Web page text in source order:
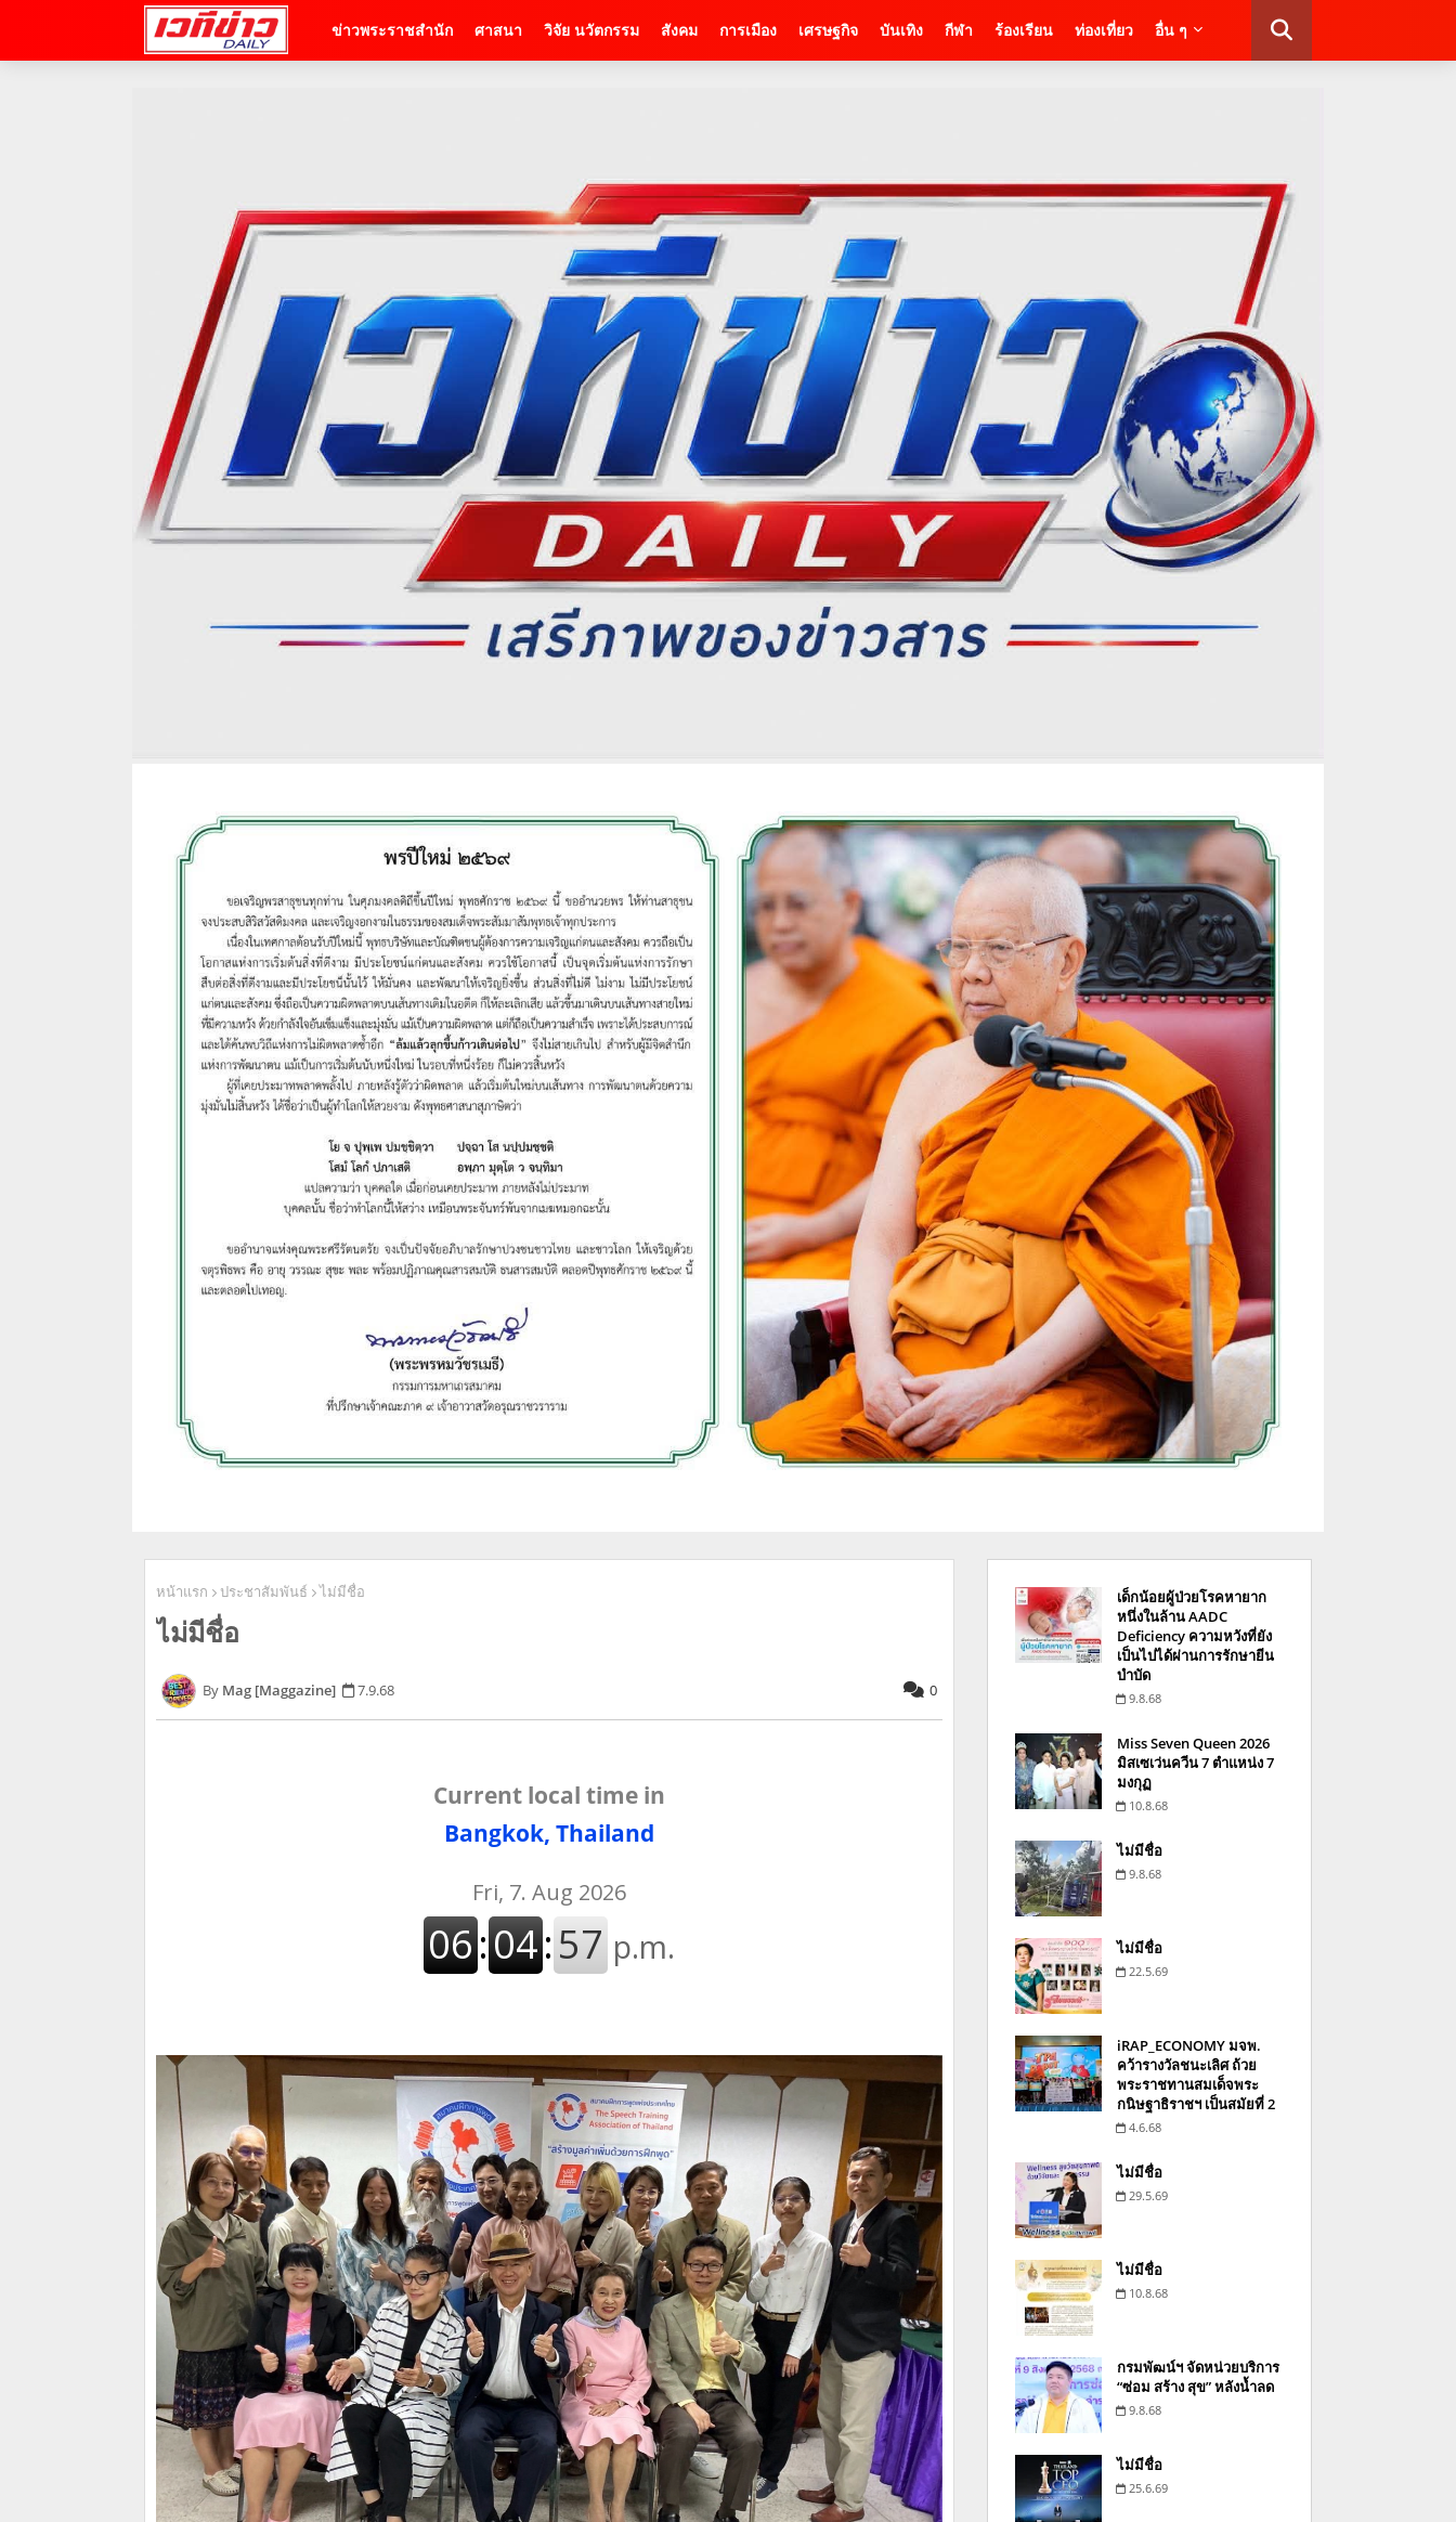
ข่าวพระราชสำนัก ศาสนา วิจัย นวัตกรรม สังคม การเมือง เศรษฐกิจ บันเทิง กีฬา ร้องเรียน ท่องเที่ยว อื่น ๆ
หน้าแรก ประชาสัมพันธ์ ไม่มีชื่อ
ไม่มีชื่อ
Mag [Maggazine] 7.9.68 0
Current local time in
Bangkok, Thailand
เด็กน้อยผู้ป่วยโรคหายาก
หนึ่งในล้าน AADC
Deficiency ความหวังที่ยัง
เป็นไปได้ผ่านการรักษายีน
บำบัด
9.8.68
Miss Seven Queen 2026
มิสเซเว่นควีน 7 ตำแหน่ง 7
มงกุฏ
10.8.68
ไม่มีชื่อ
9.8.68
ไม่มีชื่อ
22.5.69
iRAP_ECONOMY มจพ.
คว้ารางวัลชนะเลิศ ถ้วย
พระราชทานสมเด็จพระ
กนิษฐาธิราชฯ เป็นสมัยที่ 2
4.6.68
ไม่มีชื่อ
29.5.69
ไม่มีชื่อ
10.8.68
กรมพัฒน์ฯ จัดหน่วยบริการ
“ซ่อม สร้าง สุข” หลังน้ำลด
9.8.68
ไม่มีชื่อ
25.6.69